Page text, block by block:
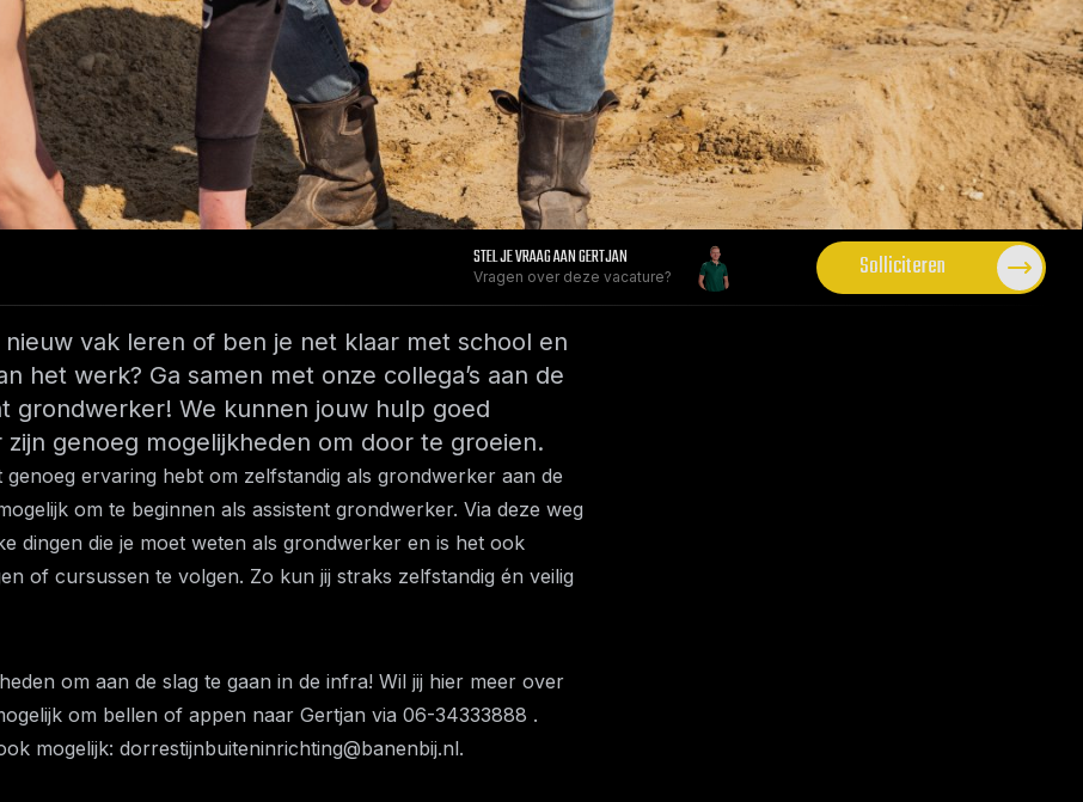
STEL JE VRAAG AAN GERTJAN
Vragen over deze vacature? Solliciteren
nieuw vak leren of ben je net klaar met school en
het werk? Ga samen met onze collega’s aan de
grondwerker! We kunnen jouw hulp goed
genoeg mogelijkheden om door te groeien.
genoeg ervaring hebt om zelfstandig als grondwerker aan de
om te beginnen als assistent grondwerker. Via deze weg
dingen die je moet weten als grondwerker en is het ook
of cursussen te volgen. Zo kun jij straks zelfstandig én veilig
om aan de slag te gaan in de infra! Wil jij hier meer over
om bellen of appen naar Gertjan via 06-34333888 .
mogelijk: dorrestijnbuiteninrichting@banenbij.nl.